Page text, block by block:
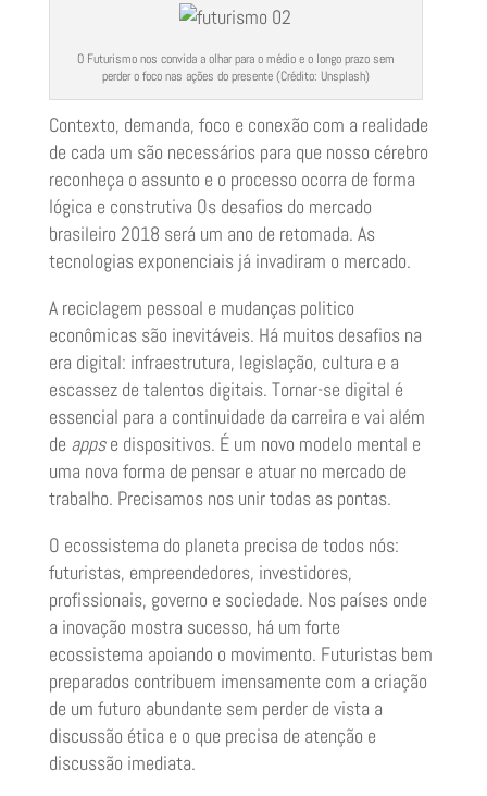
O Futurismo nos convida a olhar para o médio e o longo prazo sem
perder o foco nas ações do presente (Crédito: Unsplash)
Contexto, demanda, foco e conexão com a realidade
de cada um são necessários para que nosso cérebro
reconheça o assunto e o processo ocorra de forma
lógica e construtiva Os desafios do mercado
brasileiro 2018 será um ano de retomada. As
tecnologias exponenciais já invadiram o mercado.
A reciclagem pessoal e mudanças politico
econômicas são inevitáveis. Há muitos desafios na
era digital: infraestrutura, legislação, cultura e a
escassez de talentos digitais. Tornar-se digital é
essencial para a continuidade da carreira e vai além
de appse dispositivos. É um novo modelo mental e
uma nova forma de pensar e atuar no mercado de
trabalho. Precisamos nos unir todas as pontas.
O ecossistema do planeta precisa de todos nós:
futuristas, empreendedores, investidores,
profissionais, governo e sociedade. Nos países onde
a inovação mostra sucesso, há um forte
ecossistema apoiando o movimento. Futuristas bem
preparados contribuem imensamente com a criação
de um futuro abundante sem perder de vista a
discussão ética e o que precisa de atenção e
discussão imediata.